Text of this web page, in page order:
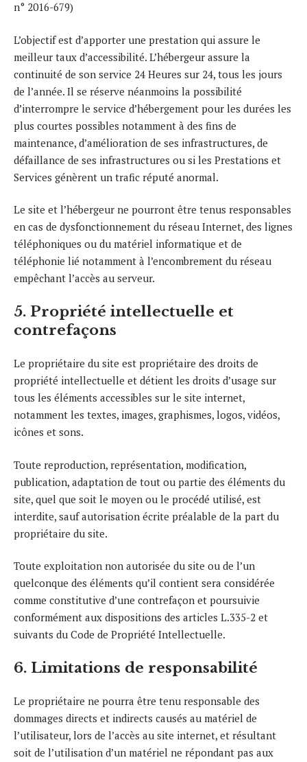
n° 2016-679)
L’objectif est d’apporter une prestation qui assure le
meilleur taux d’accessibilité. L’hébergeur assure la
continuité de son service 24 Heures sur 24, tous les jours
de l’année. Il se réserve néanmoins la possibilité
d’interrompre le service d’hébergement pour les durées les
plus courtes possibles notamment à des fins de
maintenance, d’amélioration de ses infrastructures, de
défaillance de ses infrastructures ou si les Prestations et
Services génèrent un trafic réputé anormal.
Le site et l’hébergeur ne pourront être tenus responsables
en cas de dysfonctionnement du réseau Internet, des lignes
téléphoniques ou du matériel informatique et de
téléphonie lié notamment à l’encombrement du réseau
empêchant l’accès au serveur.
5. Propriété intellectuelle et
contrefaçons
Le propriétaire du site est propriétaire des droits de
propriété intellectuelle et détient les droits d’usage sur
tous les éléments accessibles sur le site internet,
notamment les textes, images, graphismes, logos, vidéos,
icônes et sons.
Toute reproduction, représentation, modification,
publication, adaptation de tout ou partie des éléments du
site, quel que soit le moyen ou le procédé utilisé, est
interdite, sauf autorisation écrite préalable de la part du
propriétaire du site.
Toute exploitation non autorisée du site ou de l’un
quelconque des éléments qu’il contient sera considérée
comme constitutive d’une contrefaçon et poursuivie
conformément aux dispositions des articles L.335-2 et
suivants du Code de Propriété Intellectuelle.
6. Limitations de responsabilité
Le propriétaire ne pourra être tenu responsable des
dommages directs et indirects causés au matériel de
l’utilisateur, lors de l’accès au site internet, et résultant
soit de l’utilisation d’un matériel ne répondant pas aux